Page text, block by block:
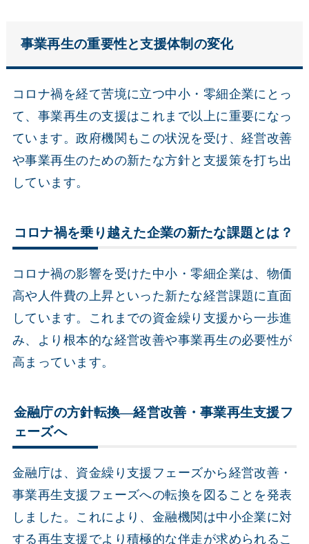
事業再生の重要性と支援体制の変化
コロナ禍を経て苦境に立つ中小・零細企業にとっ
て、事業再生の支援はこれまで以上に重要になっ
ています。政府機関もこの状況を受け、経営改善
や事業再生のための新たな方針と支援策を打ち出
しています。
コロナ禍を乗り越えた企業の新たな課題とは？
コロナ禍の影響を受けた中小・零細企業は、物価
高や人件費の上昇といった新たな経営課題に直面
しています。これまでの資金繰り支援から一歩進
み、より根本的な経営改善や事業再生の必要性が
高まっています。
金融庁の方針転換―経営改善・事業再生支援フ
ェーズへ
金融庁は、資金繰り支援フェーズから経営改善・
事業再生支援フェーズへの転換を図ることを発表
しました。これにより、金融機関は中小企業に対
する再生支援でより積極的な伴走が求められるこ